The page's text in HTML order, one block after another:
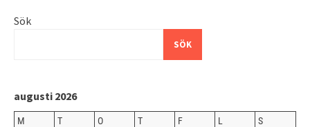
Sök
SÖK
augusti 2026
M T O T F L S